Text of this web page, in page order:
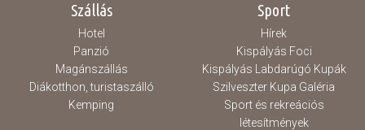
Szállás
Hotel
Panzió
Magánszállás
Diákotthon, turistaszálló
Kemping
Sport
Hírek
Kispályás Foci
Kispályás Labdarúgó Kupák
Szilveszter Kupa Galéria
Sport és rekreációs
létesítmények